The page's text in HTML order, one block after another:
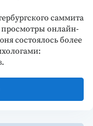
саммита
просмотры онлайн-
состоялось более